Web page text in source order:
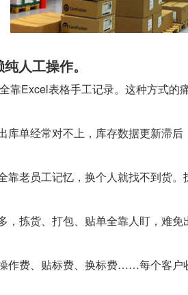
人工操作。
靠Excel表格手工记录。这种方式的
库单经常对不上，库存数据更新滞后
靠老员工记忆，换个人就找不到货。
，拣货、打包、贴单全靠人盯，难免
作费、贴标费、换标费……每个客户